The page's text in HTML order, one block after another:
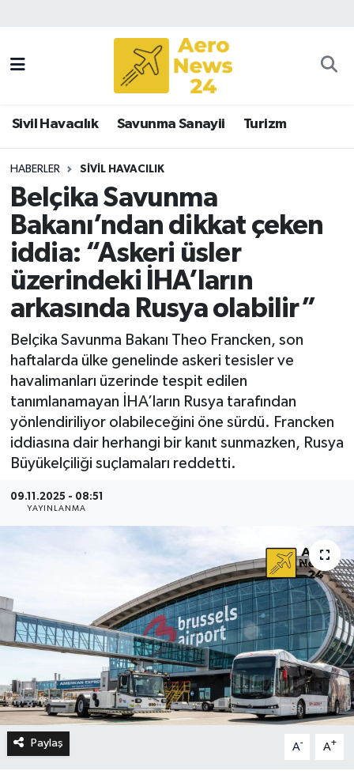
Sivil Havacılık Savunma Sanayii Turizm
HABERLER SIVIL HAVACILIK
Belçika Savunma
Bakanı’ndan dikkat çeken
iddia: “Askeri üsler
üzerindeki İHA’ların
arkasında Rusya olabilir”
Belçika Savunma Bakanı Theo Francken, son
haftalarda ülke genelinde askeri tesisler ve
havalimanları üzerinde tespit edilen
tanımlanamayan İHA’ların Rusya tarafından
yönlendiriliyor olabileceğini öne sürdü. Francken
iddiasına dair herhangi bir kanıt sunmazken, Rusya
Büyükelçiliği suçlamaları reddetti.
09.11.2025 - 08:51
YAYINLANMA
Paylaş A- A+